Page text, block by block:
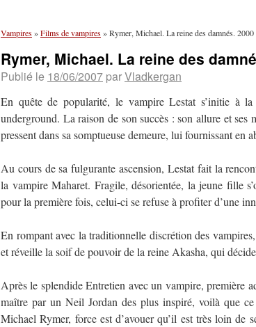
Vampires»Films de vampires»Rymer, Michael. La reine des damnés. 2000
Rymer, Michael. La reine des
Publié le 18/06/2007 parVladkergan
En quête de popularité, le vampire Lestat s’initie à
underground. La raison de son succès : son allure et
pressent dans sa somptueuse demeure, lui fournissant en
Au cours de sa fulgurante ascension, Lestat fait la
la vampire Maharet. Fragile, désorientée, la jeune fille
pour la première fois, celui-ci se refuse à profiter d’une
En rompant avec la traditionnelle discrétion des
et réveille la soif de pouvoir de la reine Akasha, qui
Après le splendide Entretien avec un vampire, première
maître par un Neil Jordan des plus inspiré, voilà que
Michael Rymer, force est d’avouer qu’il est très loin de